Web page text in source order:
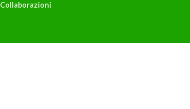
Collaborazioni